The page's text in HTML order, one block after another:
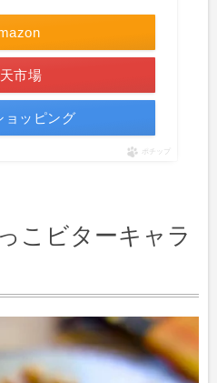
市場
ョッピング
ポチップ
こビターキャラ